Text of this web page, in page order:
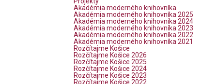
Akadémia moderného knihovníka
Akadémia moderného knihovníka 2025
Akadémia moderného knihovníka 2024
Akadémia moderného knihovníka 2023
Akadémia moderného knihovníka 2022
Akadémia moderného knihovníka 2021
Rozčítajme Košice
Rozčítajme Košice 2026
Rozčítajme Košice 2025
Rozčítajme Košice 2024
Rozčítajme Košice 2023
Rozčítajme Košice 2022